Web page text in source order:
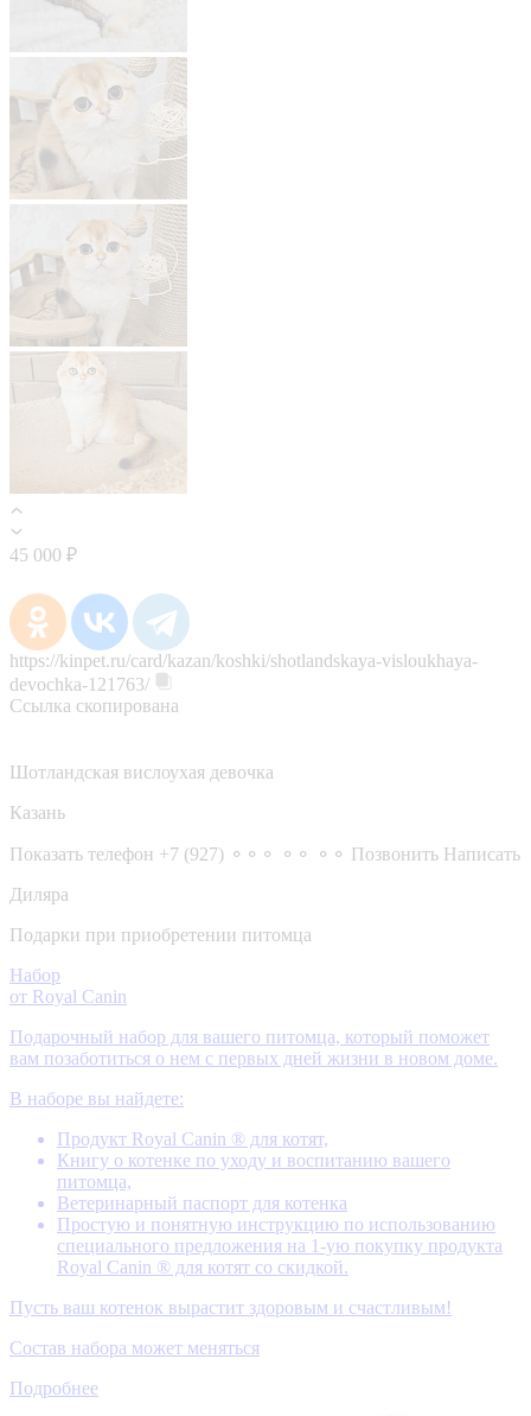
45 000 ₽
https://kinpet.ru/card/kazan/koshki/shotlandskaya-visloukhaya-
devochka-121763/
Ссылка скопирована
Шотландская вислоухая девочка
Казань
Показать телефон +7 (927) ⚬⚬⚬ ⚬⚬ ⚬⚬ Позвонить Написать
Диляра
Подарки при приобретении питомца
Набор
от Royal Canin
Подарочный набор для вашего питомца, который поможет
вам позаботиться о нем с первых дней жизни в новом доме.
В наборе вы найдете:
Продукт Royal Canin ® для котят,
Книгу о котенке по уходу и воспитанию вашего
питомца,
Ветеринарный паспорт для котенка
Простую и понятную инструкцию по использованию
специального предложения на 1-ую покупку продукта
Royal Canin ® для котят со скидкой.
Пусть ваш котенок вырастит здоровым и счастливым!
Состав набора может меняться
Подробнее